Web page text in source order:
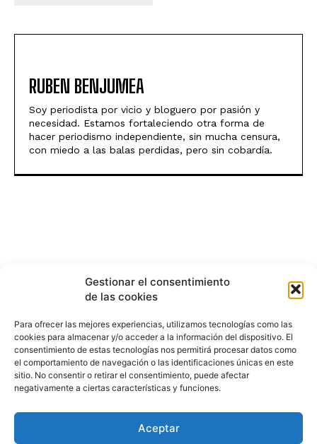
Gestionar el consentimiento
de las cookies
Para ofrecer las mejores experiencias, utilizamos tecnologías como las
cookies para almacenar y/o acceder a la información del dispositivo. El
consentimiento de estas tecnologías nos permitirá procesar datos como
el comportamiento de navegación o las identificaciones únicas en este
sitio. No consentir o retirar el consentimiento, puede afectar
negativamente a ciertas características y funciones.
Aceptar
RUBEN BENJUMEA
Soy periodista por vicio y bloguero por pasión y
necesidad. Estamos fortaleciendo otra forma de
hacer periodismo independiente, sin mucha censura,
con miedo a las balas perdidas, pero sin cobardía.
HISTORIA PODCAST